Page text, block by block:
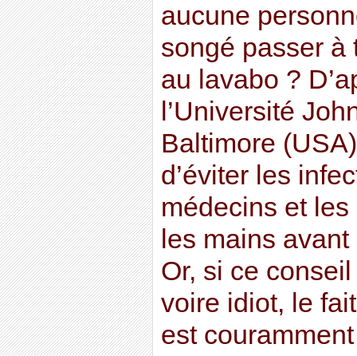
aucune
songé passer à
au lavabo ?
l’Université
Baltimore
d’éviter les
médecins et
les mains
Or, si ce
voire idiot, le
est